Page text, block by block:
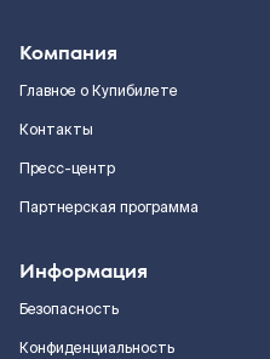
Компания
Главное о Купибилете
Контакты
Пресс-центр
Партнерская программа
Информация
Безопасность
Конфиденциальность